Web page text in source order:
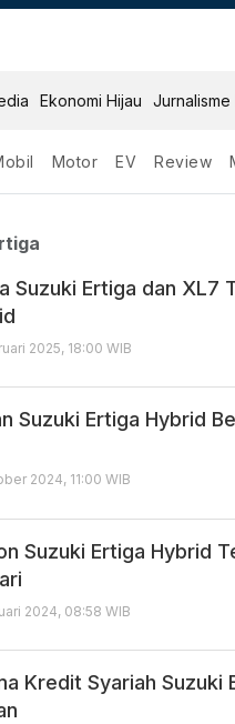
Ekonomi Hijau Jurnalisme
Motor EV Review
Ertiga
Suzuki Ertiga dan XL7
2025, 18:00 WIB
Suzuki Ertiga Hybrid
2024, 11:00 WIB
Suzuki Ertiga Hybrid
2024, 08:58 WIB
Kredit Syariah Suzuki